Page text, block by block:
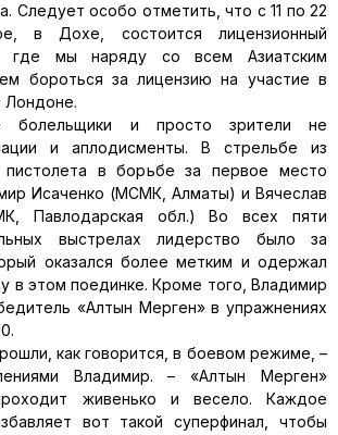
Следует особо отметить, что с 11 по 22
в Дохе, состоится лицензионный
где мы наряду со всем Азиатским
бороться за лицензию на участие в
Лондоне.
болельщики и просто зрители не
и аплодисменты. В стрельбе из
пистолета в борьбе за первое место
Исаченко (МСМК, Алматы) и Вячеслав
Павлодарская обл.) Во всех пяти
выстрелах лидерство было за
оказался более метким и одержал
в этом поединке. Кроме того, Владимир
«Алтын Мерген» в упражнениях
как говорится, в боевом режиме, –
Владимир. – «Алтын Мерген»
живенько и весело. Каждое
вот такой суперфинал, чтобы